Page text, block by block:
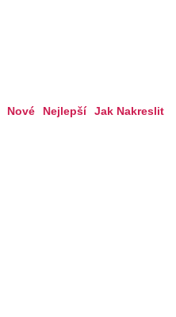
Nové Nejlepší Jak Nakreslit